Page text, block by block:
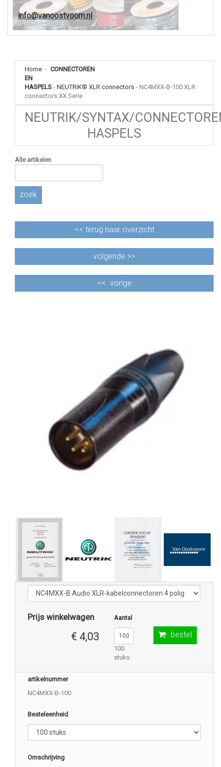
info@vanoostvoorn.nl
Home - CONNECTOREN
EN
HASPELS - NEUTRIK® XLR connectors - NC4MXX-B-100 XLR
connectors XX Serie
NEUTRIK/SYNTAX/
HASPELS
Alle artikelen
zoek
<< terug naar overzicht
volgende >>
<< vorige
Prijs winkelwagen
€ 4,03
Aantal
100
stuks
bestel
artikelnummer
NC4MXX-B-100
Besteleenheid
Omschrijving